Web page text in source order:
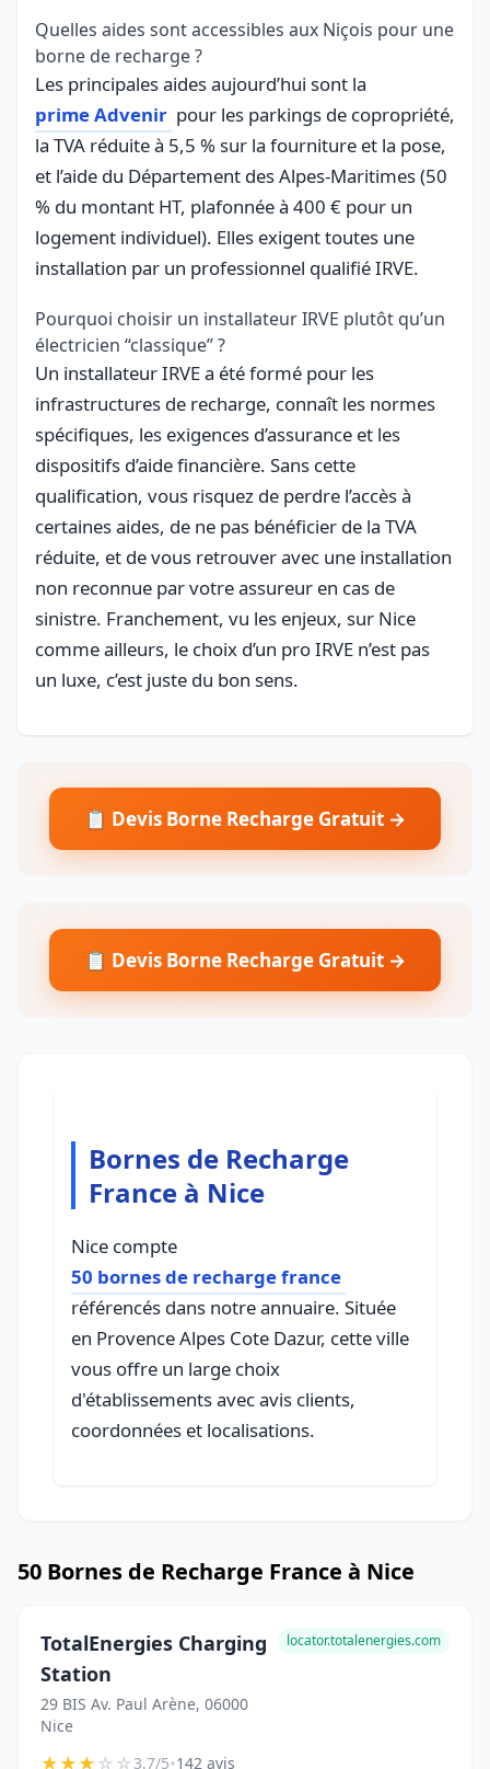
Quelles aides sont accessibles aux Niçois pour une
borne de recharge ?
Les principales aides aujourd’hui sont la
prime Advenir pour les parkings de copropriété,
la TVA réduite à 5,5 % sur la fourniture et la pose,
et l’aide du Département des Alpes-Maritimes (50
% du montant HT, plafonnée à 400 € pour un
logement individuel). Elles exigent toutes une
installation par un professionnel qualifié IRVE.
Pourquoi choisir un installateur IRVE plutôt qu’un
électricien “classique” ?
Un installateur IRVE a été formé pour les
infrastructures de recharge, connaît les normes
spécifiques, les exigences d’assurance et les
dispositifs d’aide financière. Sans cette
qualification, vous risquez de perdre l’accès à
certaines aides, de ne pas bénéficier de la TVA
réduite, et de vous retrouver avec une installation
non reconnue par votre assureur en cas de
sinistre. Franchement, vu les enjeux, sur Nice
comme ailleurs, le choix d’un pro IRVE n’est pas
un luxe, c’est juste du bon sens.
📋 Devis Borne Recharge Gratuit →
📋 Devis Borne Recharge Gratuit →
Bornes de Recharge
France à Nice
Nice compte
50 bornes de recharge france
référencés dans notre annuaire. Située
en Provence Alpes Cote Dazur, cette ville
vous offre un large choix
d'établissements avec avis clients,
coordonnées et localisations.
50 Bornes de Recharge France à Nice
TotalEnergies Charging
Station
29 BIS Av. Paul Arène, 06000
Nice
locator.totalenergies.com
★★★☆☆3.7/5•142 avis